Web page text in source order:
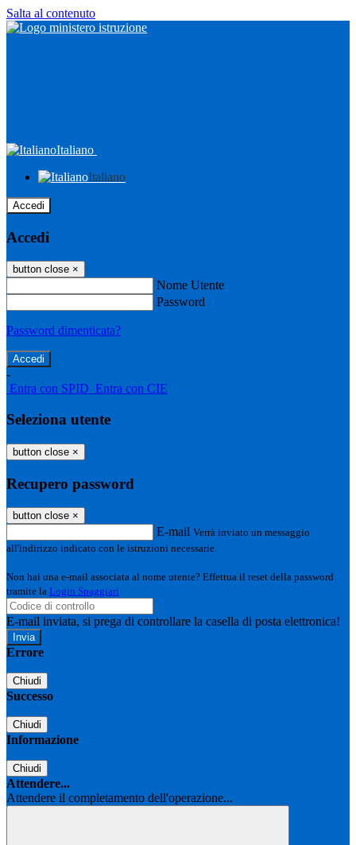
Salta al contenuto
Italiano
Italiano
Accedi
Accedi
button close ×
Nome Utente
Password
Password dimenticata?
-
Entra con SPID Entra con CIE
Seleziona utente
button close ×
Recupero password
button close ×
E-mail Verrà inviato un messaggio
all'indirizzo indicato con le istruzioni necessarie.
Non hai una e-mail associata al nome utente? Effettua il reset della password
tramite la Login Spaggiari
E-mail inviata, si prega di controllare la casella di posta elettronica!
Errore
Chiudi
Successo
Chiudi
Informazione
Chiudi
Attendere...
Attendere il completamento dell'operazione...